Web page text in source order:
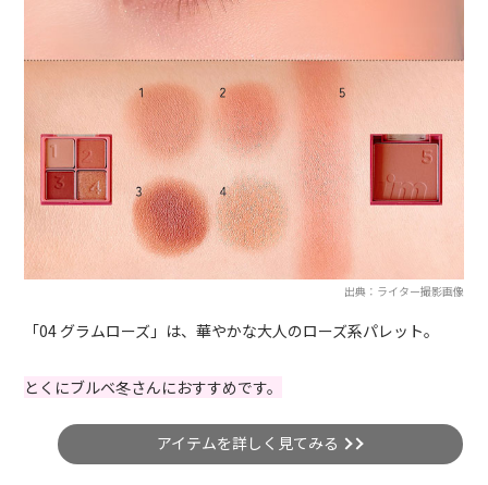
出典：ライター撮影画像
「04 グラムローズ」は、華やかな大人のローズ系パレット。
とくにブルベ冬さんにおすすめです。
アイテムを詳しく見てみる